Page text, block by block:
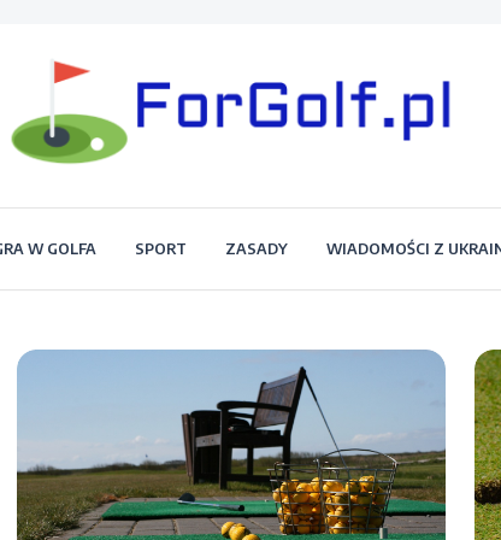
Forgolf.pl
W GOLFA SPORT ZASADY WIADOMOŚCI Z